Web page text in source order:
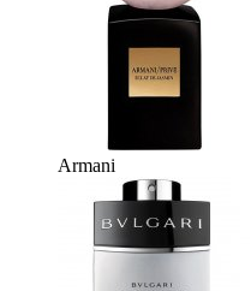
Armani